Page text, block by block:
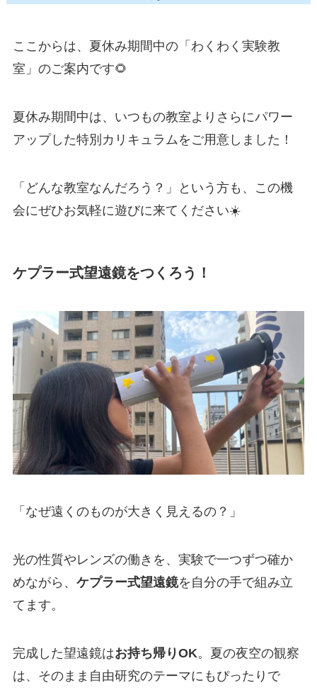
ここからは、夏休み期間中の「わくわく実験教
室」のご案内です🌻
夏休み期間中は、いつもの教室よりさらにパワー
アップした特別カリキュラムをご用意しました！
「どんな教室なんだろう？」という方も、この機
会にぜひお気軽に遊びに来てください☀️
ケプラー式望遠鏡をつくろう！
「なぜ遠くのものが大きく見えるの？」
光の性質やレンズの働きを、実験で一つずつ確か
めながら、 ケプラー式望遠鏡を自分の手で組み立
てます。
完成した望遠鏡はお持ち帰りOK。夏の夜空の観察
は、そのまま自由研究のテーマにもぴったりで